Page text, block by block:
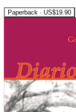
Paperback · US$19.90